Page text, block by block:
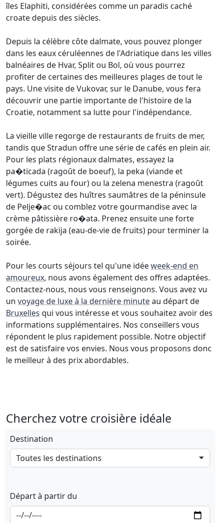
îles Elaphiti, considérées comme un paradis caché
croate depuis des siècles.
Depuis la célèbre côte dalmate, vous pouvez plonger
dans les eaux céruléennes de l'Adriatique dans les villes
balnéaires de Hvar, Split ou Bol, où vous pourrez
profiter de certaines des meilleures plages de tout le
pays. Une visite de Vukovar, sur le Danube, vous fera
découvrir une partie importante de l'histoire de la
Croatie, notamment sa lutte pour l'indépendance.
La vieille ville regorge de restaurants de fruits de mer,
tandis que Stradun offre une série de cafés en plein air.
Pour les plats régionaux dalmates, essayez la
pa�ticada (ragoût de boeuf), la peka (viande et
légumes cuits au four) ou la zelena menestra (ragoût
vert). Dégustez des huîtres saumâtres de la péninsule
de Pelje�ac ou comblez votre gourmandise avec la
crème pâtissière ro�ata. Prenez ensuite une forte
gorgée de rakija (eau-de-vie de fruits) pour terminer la
soirée.
Pour les courts séjours tel qu'une idéeweek-end en
amoureux, nous avons également des offres adaptées.
Contactez-nous, nous vous renseignons. Vous avez vu
un voyage de luxe à la dernière minuteau départ de
Bruxelles qui vous intéresse et vous souhaitez avoir des
informations supplémentaires. Nos conseillers vous
répondent le plus rapidement possible. Notre objectif
est de satisfaire vos envies. Nous vous proposons donc
le meilleur à des prix abordables.
Cherchez votre croisière idéale
Destination
Toutes les destinations
Départ à partir du